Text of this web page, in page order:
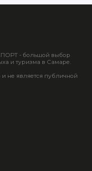
- большой выбор
и туризма в Самаре.
не является публичной